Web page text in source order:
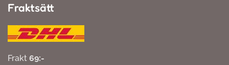
Fraktsätt
Frakt 69:-